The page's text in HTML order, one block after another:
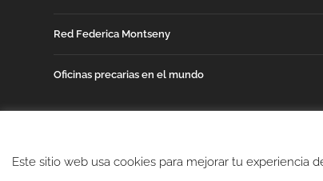
Red Federica Montseny
Oficinas precarias en el mundo
Diseñado porElegant Themes| Desarrollado por
Este sitio web usa cookies para mejorar tu experiencia